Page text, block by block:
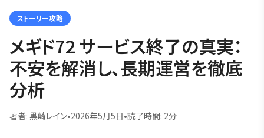
ストーリー攻略
メギド72 サービス終了の真実：
不安を解消し、長期運営を徹底
分析
著者: 黒崎レイン•2026年5月5日•読了時間: 2分